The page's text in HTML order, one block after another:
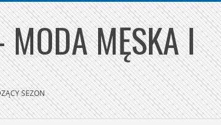
MODA MĘSKA I
SEZON